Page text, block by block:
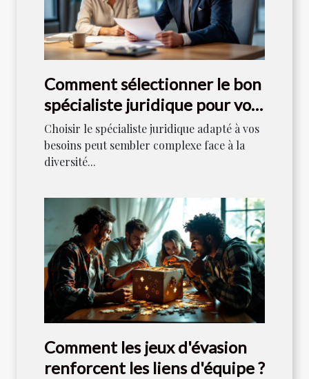
Comment sélectionner le bon
spécialiste juridique pour vos
besoins ?
Choisir le spécialiste juridique adapté à vos
besoins peut sembler complexe face à la
diversité...
Comment les jeux d'évasion
renforcent les liens d'équipe ?